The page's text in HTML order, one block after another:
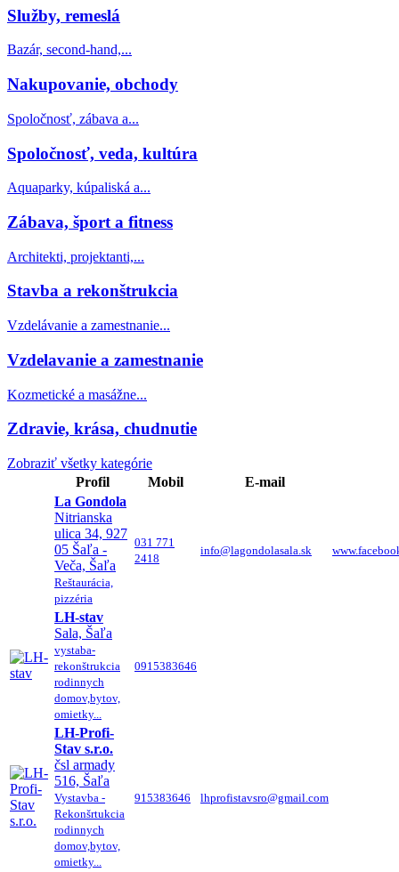
Služby, remeslá
Bazár, second-hand,...
Nakupovanie, obchody
Spoločnosť, zábava a...
Spoločnosť, veda, kultúra
Aquaparky, kúpaliská a...
Zábava, šport a fitness
Architekti, projektanti,...
Stavba a rekonštrukcia
Vzdelávanie a zamestnanie...
Vzdelavanie a zamestnanie
Kozmetické a masážne...
Zdravie, krása, chudnutie
Zobraziť všetky kategórie
Profil
Mobil
E-mail
La Gondola
Nitrianska
ulica 34, 927
05 Šaľa -
Veča, Šaľa
Reštaurácia,
pizzéria
031 771
2418
info@lagondolasala.sk
LH-stav
Sala, Šaľa
vystaba-
rekonštrukcia
rodinnych
domov,bytov,
omietky...
0915383646
LH-Profi-
Stav s.r.o.
čsl armady
516, Šaľa
Vystavba -
Rekonšrtukcia
rodinnych
domov,bytov,
omietky...
915383646 lhprofistavsro@gmail.com